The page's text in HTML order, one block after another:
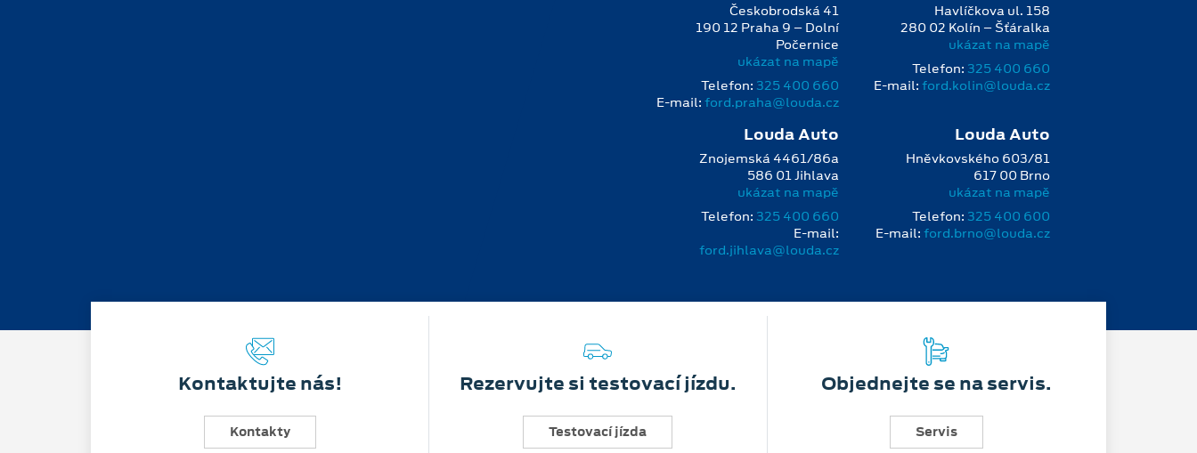
Českobrodská 41
190 12 Praha 9 – Dolní
Počernice
ukázat na mapě
Telefon: 325 400 660
E‑mail: ford.praha@louda.cz
Havlíčkova ul. 158
280 02 Kolín – Šťáralka
ukázat na mapě
Telefon: 325 400 660
E‑mail: ford.kolin@louda.cz
Louda Auto
Znojemská 4461/86a
586 01 Jihlava
ukázat na mapě
Telefon: 325 400 660
E‑mail:
ford.jihlava@louda.cz
Louda Auto
Hněvkovského 603/81
617 00 Brno
ukázat na mapě
Telefon: 325 400 600
E‑mail: ford.brno@louda.cz
Kontaktujte nás!
Kontakty
Rezervujte si testovací jízdu.
Testovací jízda
Objednejte se na servis.
Servis